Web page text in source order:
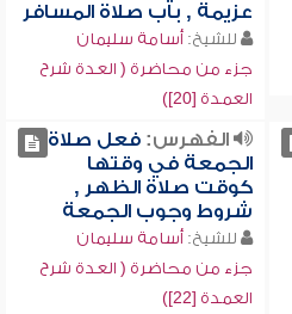
عزيمة , باب صلاة المسافر
للشيخ: أسامة سليمان
جزء من محاضرة ( العدة شرح
العمدة [20])
الفهرس:فعل صلاة
الجمعة في وقتها
كوقت صلاة الظهر ,
شروط وجوب الجمعة
للشيخ: أسامة سليمان
جزء من محاضرة ( العدة شرح
العمدة [22])